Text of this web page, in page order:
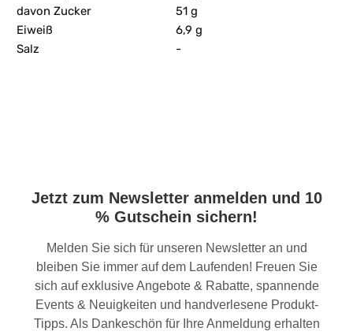
davon Zucker
51 g
Eiweiß
6,9 g
Salz
-
Jetzt zum Newsletter anmelden und 10
% Gutschein sichern!
Melden Sie sich für unseren Newsletter an und
bleiben Sie immer auf dem Laufenden! Freuen Sie
sich auf exklusive Angebote & Rabatte, spannende
Events & Neuigkeiten und handverlesene Produkt-
Tipps. Als Dankeschön für Ihre Anmeldung erhalten